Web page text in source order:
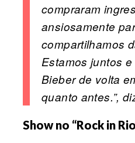
compraram
ansiosamente
compartilhamos
Estamos juntos
Bieber de volta
quanto antes.”,
Show no “Rock in